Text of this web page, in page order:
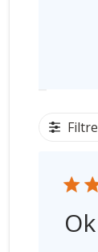
Filtre
Ok